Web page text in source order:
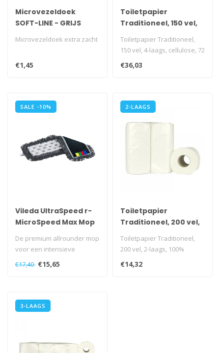
Microvezeldoek
SOFT-LINE - GRIJS
Microvezeldoek extra zacht
€1,45
Toiletpapier
Traditioneel, 150 vel,
4-laags, cellulose, 72
rollen
Toiletpapier Traditioneel,
150 vel, 4-laags, cellulose, 72
rollen
i.v.m. trans..
€36,03
SALE -10%
Vileda UltraSpeed r-
MicroSpeed Max Mop
De premium allrounder mop
voor een intensieve
reiniging
€17,40 €15,65
2-LAAGS
Toiletpapier
Traditioneel, 200 vel,
cellulose, 48 rollen
Toiletpapier Traditioneel,
200 vel, 2-laags, 100%
cellulose, 48 rollen
i.v.m. t..
€14,32
3-LAAGS